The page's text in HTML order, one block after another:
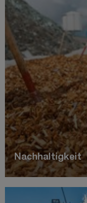
Nachhaltigkeit